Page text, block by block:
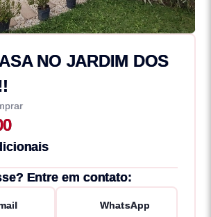
NO JARDIM DOS
Entre em contato:
WhatsApp